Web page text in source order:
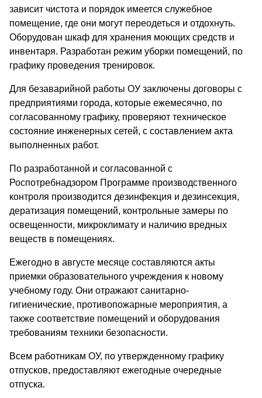
зависит чистота и порядок имеется служебное
помещение, где они могут переодеться и отдохнуть.
Оборудован шкаф для хранения моющих средств и
инвентаря. Разработан режим уборки помещений, по
графику проведения тренировок.
Для безаварийной работы ОУ заключены договоры с
предприятиями города, которые ежемесячно, по
согласованному графику, проверяют техническое
состояние инженерных сетей, с составлением акта
выполненных работ.
По разработанной и согласованной с
Роспотребнадзором Программе производственного
контроля производится дезинфекция и дезинсекция,
дератизация помещений, контрольные замеры по
освещенности, микроклимату и наличию вредных
веществ в помещениях.
Ежегодно в августе месяце составляются акты
приемки образовательного учреждения к новому
учебному году. Они отражают санитарно-
гигиенические, противопожарные мероприятия, а
также соответствие помещений и оборудования
требованиям техники безопасности.
Всем работникам ОУ, по утвержденному графику
отпусков, предоставляют ежегодные очередные
отпуска.